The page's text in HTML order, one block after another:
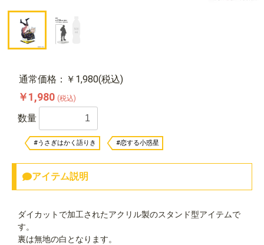
通常価格：￥1,980(税込)
￥1,980 (税込)
数量
#うさぎはかく語りき #恋する小惑星
アイテム説明
ダイカットで加工されたアクリル製のスタンド型アイテムで
す。
裏は無地の白となります。